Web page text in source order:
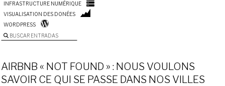
INFRASTRUCTURE NUMÉRIQUE
VISUALISATION DES DONÉES
WORDPRESS
BUSCAR ENTRADAS
AIRBNB « NOT FOUND » : NOUS VOULONS
SAVOIR CE QUI SE PASSE DANS NOS VILLES